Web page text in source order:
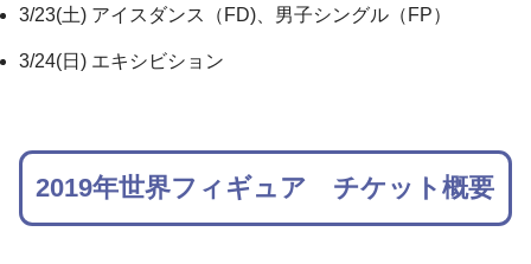
3/23(土) アイスダンス（FD)、男子シングル（FP）
3/24(日) エキシビション
2019年世界フィギュア チケット概要